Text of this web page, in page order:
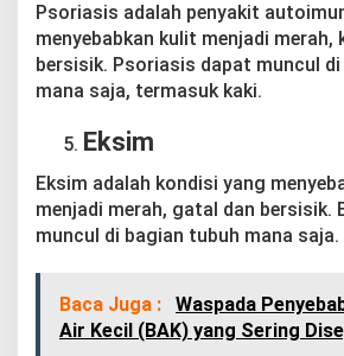
Psoriasis adalah penyakit
menyebabkan kulit menjadi merah,
bersisik. Psoriasis dapat muncul
mana saja, termasuk kaki.
Eksim
Eksim adalah kondisi yang
menjadi merah, gatal dan bersisik.
muncul di bagian tubuh mana saja.
Baca Juga :
Waspada
Air Kecil (BAK) yang Sering